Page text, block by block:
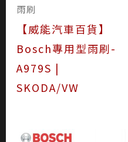
雨刷
【威能汽車百貨】
Bosch專用型雨刷-
A979S |
SKODA/VW